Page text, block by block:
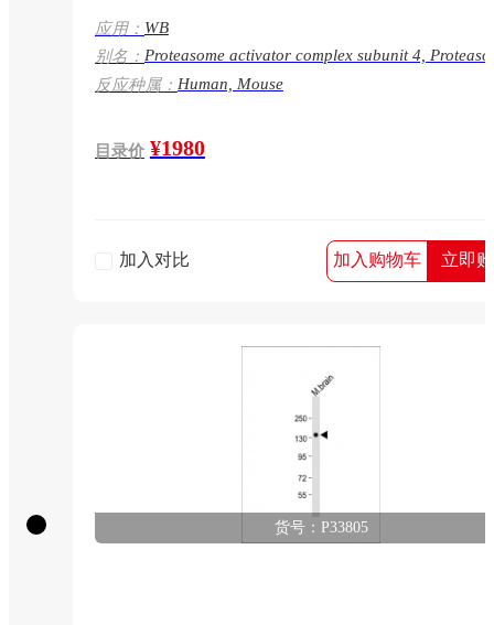
应用： WB
别名： Proteasome activator complex subunit 4,
activator PA200, PSME4, KIAA0077
反应种属： Human, Mouse
目录价 ¥1980
加入对比 加入购物车 立即
货号：P33805